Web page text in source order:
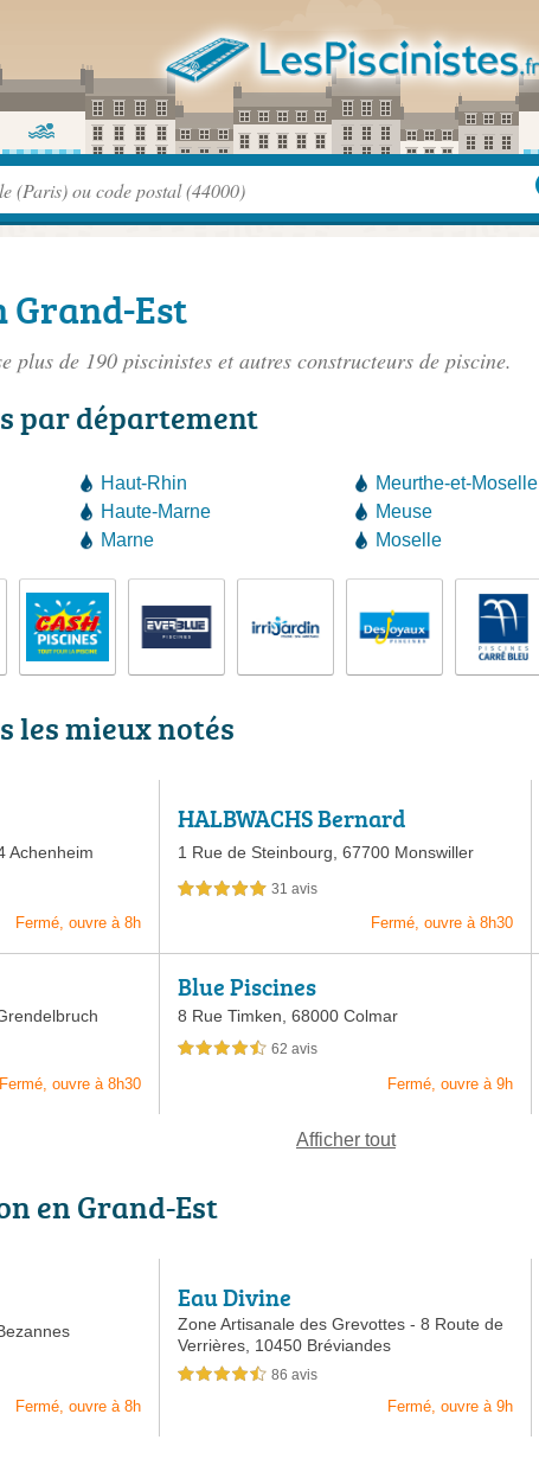
Grand-Est
plus de 190 piscinistes et autres constructeurs de piscine.
par département
Haut-Rhin
Haute-Marne
Marne
Meurthe-et-Moselle
Meuse
Moselle
les mieux notés
Achenheim
Fermé, ouvre à 8h
HALBWACHS Bernard
1 Rue de Steinbourg,67700 Monswiller
5,0 étoiles sur 5 31 avis
Fermé, ouvre à 8h30
Fermé, ouvre à 8h30
Blue Piscines
8 Rue Timken,68000 Colmar
4,5 étoiles sur 5 62 avis
Fermé, ouvre à 9h
Afficher tout
en Grand-Est
Fermé, ouvre à 8h
Eau Divine
Zone Artisanale des Grevottes - 8 Route de
Verrières, 10450 Bréviandes
4,5 étoiles sur 5 86 avis
Fermé, ouvre à 9h